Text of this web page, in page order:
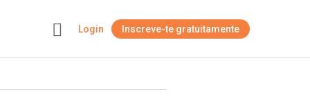
Login Inscreve-te gratuitamente